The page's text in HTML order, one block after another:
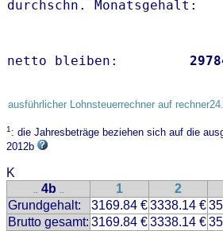
netto bleiben:
ausführlicher Lohnsteuerrechner auf
1: die Jahresbeträge beziehen sich auf die
2012b
K
.. 4b .. 1 2
Grundgehalt:
3169.84 €3338.14 €
Brutto gesamt: 3169.84 €3338.14 €